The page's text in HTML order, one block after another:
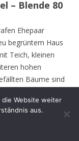
– Blende 80
Ehepaar
begrüntem Haus
Teich, kleinen
hohen
Bäume sind
setzen sich seit
die Website weiter
aus.